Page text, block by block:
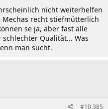
nicht weiterhelfen
recht stiefmütterlich
se ja, aber fast alle
Qualität... Was
man sucht.
#10.385